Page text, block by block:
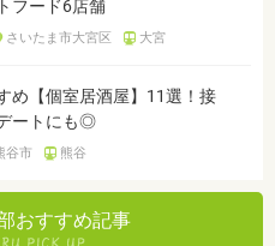
フード6店舗
さいたま市大宮区 大宮
め【個室居酒屋】11選！接
ートにも◎
谷市 熊谷
おすすめ記事